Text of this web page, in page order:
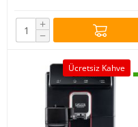
+
−
Ücretsiz Kahve